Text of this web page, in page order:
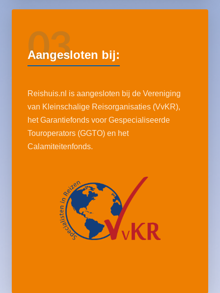
03
Aangesloten bij:
Reishuis.nl is aangesloten bij de Vereniging
van Kleinschalige Reisorganisaties (VvKR),
het Garantiefonds voor Gespecialiseerde
Touroperators (GGTO) en het
Calamiteitenfonds.